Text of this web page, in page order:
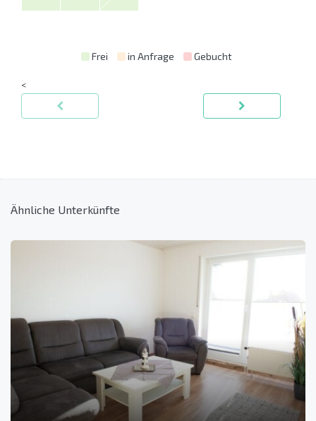
Frei in Anfrage Gebucht
<
Ähnliche Unterkünfte